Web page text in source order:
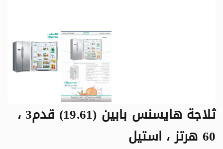
ثلاجة هايسنس بابين (19.61) قدم3 ،
60 هرتز ، استيل